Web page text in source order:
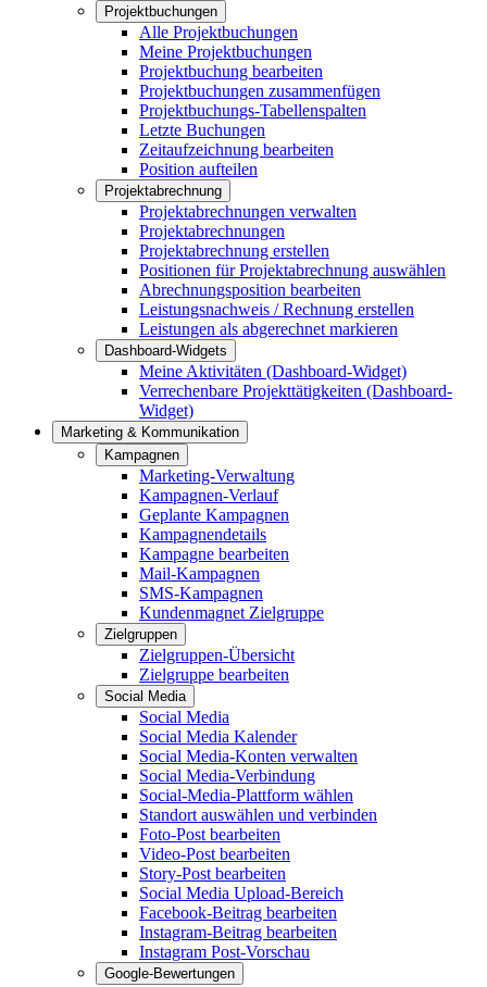
Projektbuchungen
Alle Projektbuchungen
Meine Projektbuchungen
Projektbuchung bearbeiten
Projektbuchungen zusammenfügen
Projektbuchungs-Tabellenspalten
Letzte Buchungen
Zeitaufzeichnung bearbeiten
Position aufteilen
Projektabrechnung
Projektabrechnungen verwalten
Projektabrechnungen
Projektabrechnung erstellen
Positionen für Projektabrechnung auswählen
Abrechnungsposition bearbeiten
Leistungsnachweis / Rechnung erstellen
Leistungen als abgerechnet markieren
Dashboard-Widgets
Meine Aktivitäten (Dashboard-Widget)
Verrechenbare Projekttätigkeiten (Dashboard-
Widget)
Marketing & Kommunikation
Kampagnen
Marketing-Verwaltung
Kampagnen-Verlauf
Geplante Kampagnen
Kampagnendetails
Kampagne bearbeiten
Mail-Kampagnen
SMS-Kampagnen
Kundenmagnet Zielgruppe
Zielgruppen
Zielgruppen-Übersicht
Zielgruppe bearbeiten
Social Media
Social Media
Social Media Kalender
Social Media-Konten verwalten
Social Media-Verbindung
Social-Media-Plattform wählen
Standort auswählen und verbinden
Foto-Post bearbeiten
Video-Post bearbeiten
Story-Post bearbeiten
Social Media Upload-Bereich
Facebook-Beitrag bearbeiten
Instagram-Beitrag bearbeiten
Instagram Post-Vorschau
Google-Bewertungen